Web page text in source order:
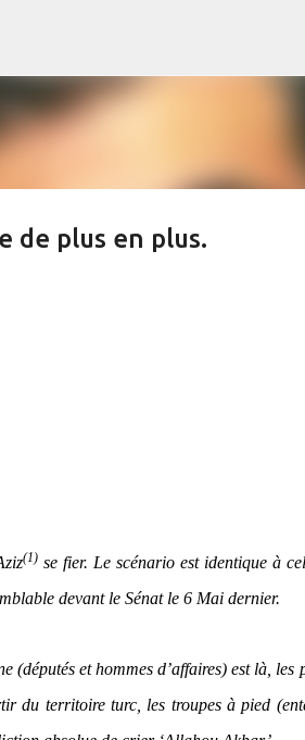
de plus en plus.
(1) se fier. Le scénario est identique à
devant le Sénat le 6 Mai dernier.
(députés et hommes d’affaires) est là, les
du territoire turc, les troupes à pied